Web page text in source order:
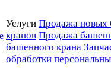
Услуги Продажа новых
кранов Продажа
башенного крана
обработки